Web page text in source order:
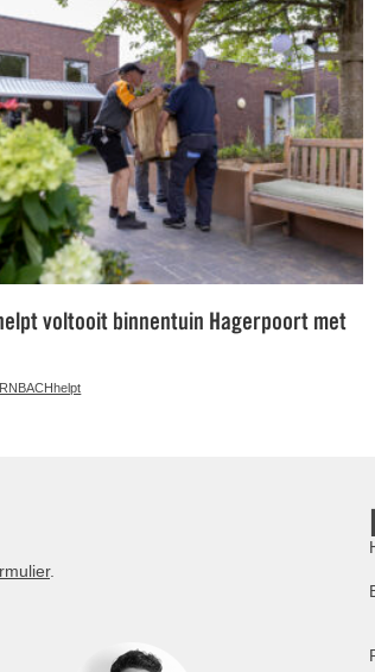
voltooit binnentuin Hagerpoort met
.